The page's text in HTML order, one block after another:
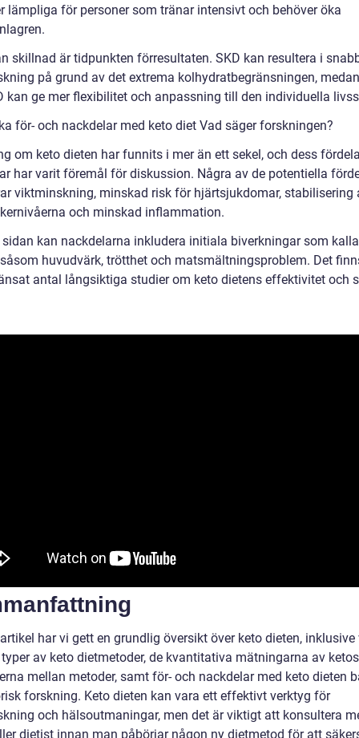
lämpliga för personer som tränar intensivt och behöver öka
skillnad är tidpunkten förresultaten. SKD kan resultera i
på grund av det extrema kolhydratbegränsningen,
kan ge mer flexibilitet och anpassning till den individuella
för- och nackdelar med keto diet Vad säger forskningen?
om keto dieten har funnits i mer än ett sekel, och dess
har varit föremål för diskussion. Några av de potentiella
viktminskning, minskad risk för hjärtsjukdomar, stabilisering
och minskad inflammation.
kan nackdelarna inkludera initiala biverkningar som
såsom huvudvärk, trötthet och matsmältningsproblem. Det
antal långsiktiga studier om keto dietens effektivitet och
har vi gett en grundlig översikt över keto dieten, inklusive
av keto dietmetoder, de kvantitativa mätningarna av
mellan metoder, samt för- och nackdelar med keto dieten
forskning. Keto dieten kan vara ett effektivt verktyg för
och hälsoutmaningar, men det är viktigt att konsultera
dietist innan man påbörjar någon ny dietmetod för att